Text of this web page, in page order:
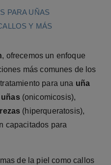
PARA UÑAS
Y MÁS
, ofrecemos un enfoque
más comunes de los
para una uña
(onicomicosis),
(hiperqueratosis),
capacitados para
de la piel como callos